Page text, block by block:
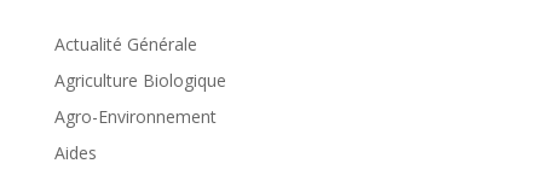
Actualité Générale
Agriculture Biologique
Agro-Environnement
Aides